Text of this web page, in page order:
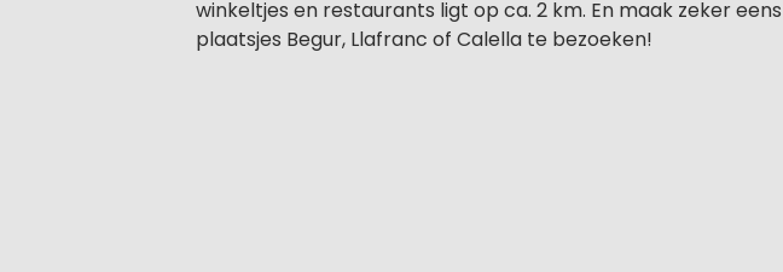
winkeltjes en restaurants ligt op ca. 2 km. En maak zeker
plaatsjes Begur, Llafranc of Calella te bezoeken!